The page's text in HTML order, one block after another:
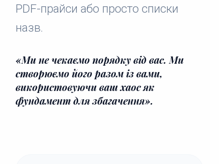
PDF-прайси або просто списки
назв.
«Ми не чекаємо порядку від вас. Ми
створюємо його разом із вами,
використовуючи ваш хаос як
фундамент для збагачення».